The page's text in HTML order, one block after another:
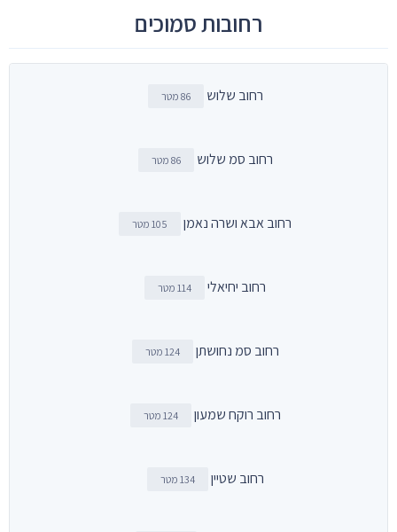
רחובות סמוכים
רחוב שלוש 86 מטר
רחוב סמ שלוש 86 מטר
רחוב אבא ושרה נאמן 105 מטר
רחוב יחיאלי 114 מטר
רחוב סמ נחושתן 124 מטר
רחוב רוקח שמעון 124 מטר
רחוב שטיין 134 מטר